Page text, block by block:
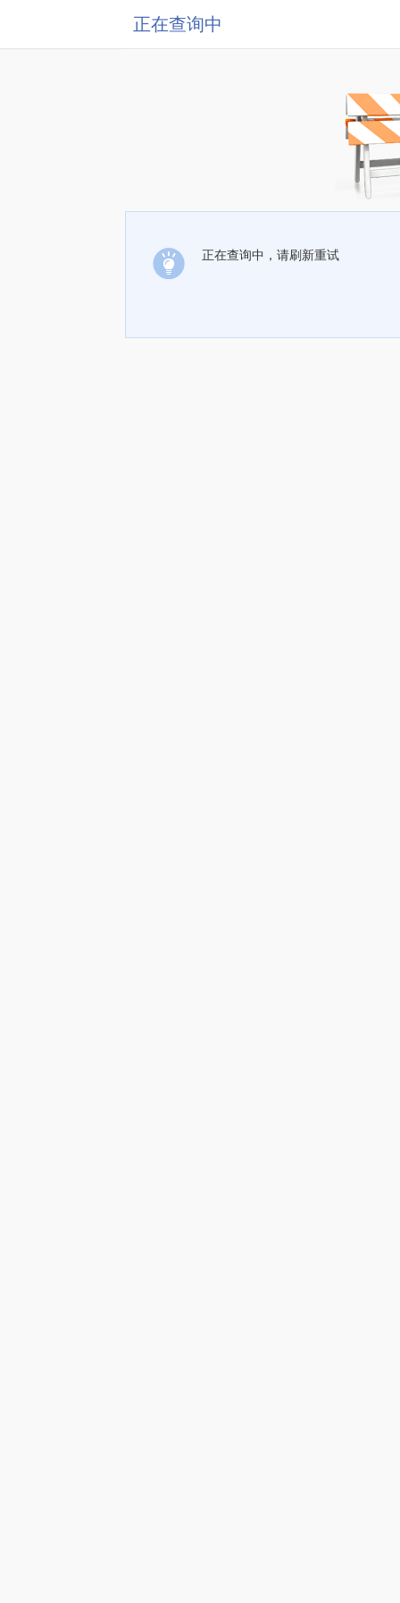
正在查询中
正在查询中，请刷新重试